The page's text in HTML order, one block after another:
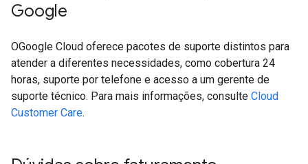
Google
OGoogle Cloud oferece pacotes de suporte distintos para
atender a diferentes necessidades, como cobertura 24
horas, suporte por telefone e acesso a um gerente de
suporte técnico. Para mais informações, consulte Cloud
Customer Care.